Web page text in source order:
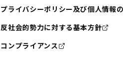
プライバシーポリシー及び個人情報
反社会的勢力に対する基本方針
コンプライアンス